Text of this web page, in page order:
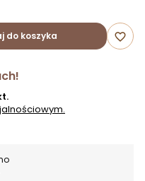
do koszyka favorite_border